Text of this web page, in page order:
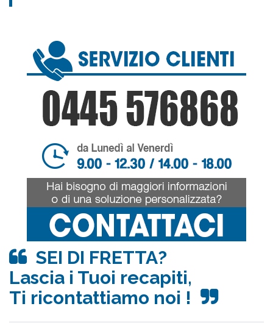
SEI DI FRETTA?
Lascia i Tuoi recapiti,
Ti ricontattiamo noi !